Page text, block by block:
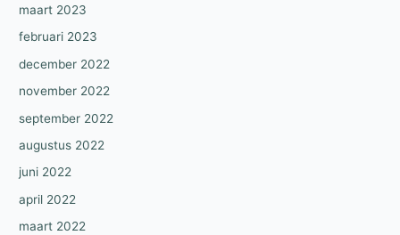
maart 2023
februari 2023
december 2022
november 2022
september 2022
augustus 2022
juni 2022
april 2022
maart 2022